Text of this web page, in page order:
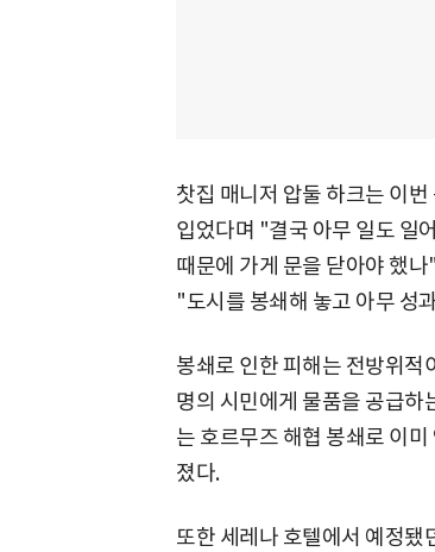
찻집 매니저 압둘 하크는 이
입었다며 "결국 아무 일도 일
때문에 가게 문을 닫아야 했
"도시를 봉쇄해 놓고 아무 성
봉쇄로 인한 피해는 전방위적
명의 시민에게 물품을 공급하
는 호르무즈 해협 봉쇄로 이
졌다.
또한 세레나 호텔에서 예정됐